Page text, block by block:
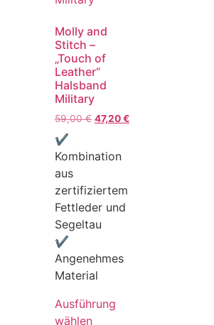
Molly and
Stitch –
„Touch of
Leather“
Halsband
Military
59,00€ 47,20€
✔
Kombination
aus
zertifiziertem
Fettleder und
Segeltau
✔
Angenehmes
Material
Ausführung
wählen